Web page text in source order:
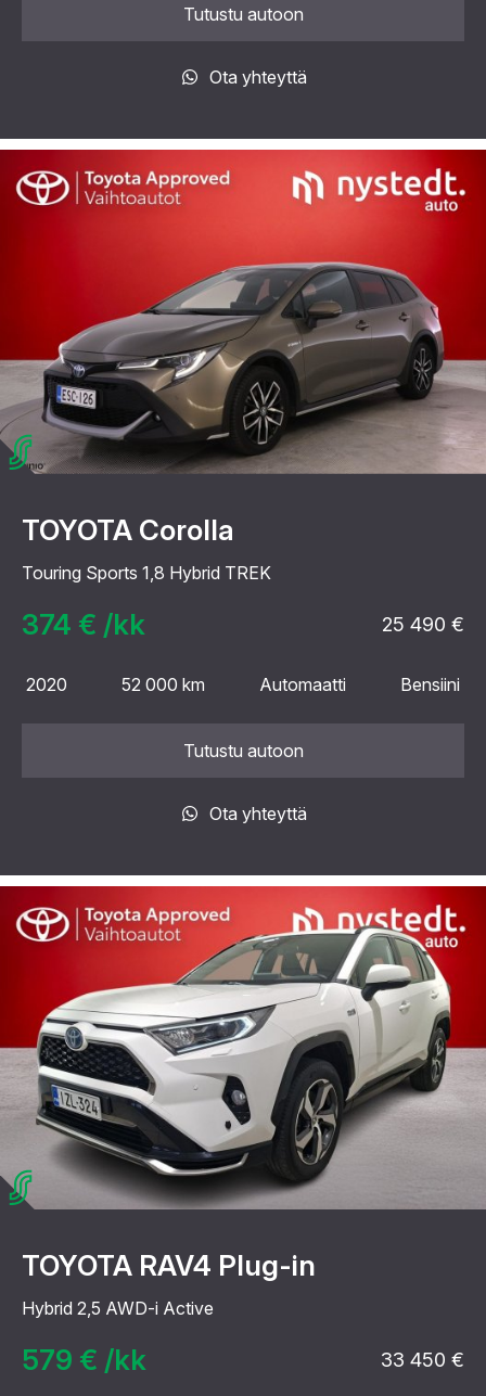
Tutustu autoon
Ota yhteyttä
TOYOTA Corolla
Touring Sports 1,8 Hybrid TREK
374 € /kk 25 490 €
2020 52 000 km Automaatti Bensiini
Tutustu autoon
Ota yhteyttä
TOYOTA RAV4 Plug-in
Hybrid 2,5 AWD-i Active
579 € /kk 33 450 €